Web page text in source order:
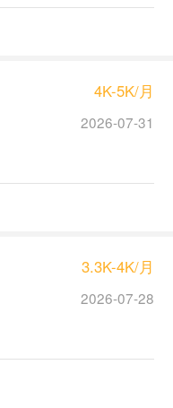
4K-5K/月
2026-07-31
3.3K-4K/月
2026-07-28